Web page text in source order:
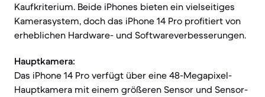
Kaufkriterium. Beide iPhones bieten ein vielseitiges
Kamerasystem, doch das iPhone 14 Pro profitiert von
erheblichen Hardware- und Softwareverbesserungen.
Hauptkamera:
Das iPhone 14 Pro verfügt über eine 48-Megapixel-
Hauptkamera mit einem größeren Sensor und Sensor-